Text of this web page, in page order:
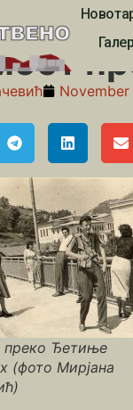
Нови мост преко
November
Ђетиње
(фото Мирјана